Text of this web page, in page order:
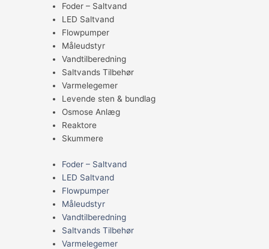
Foder – Saltvand
LED Saltvand
Flowpumper
Måleudstyr
Vandtilberedning
Saltvands Tilbehør
Varmelegemer
Levende sten & bundlag
Osmose Anlæg
Reaktore
Skummere
Foder – Saltvand
LED Saltvand
Flowpumper
Måleudstyr
Vandtilberedning
Saltvands Tilbehør
Varmelegemer